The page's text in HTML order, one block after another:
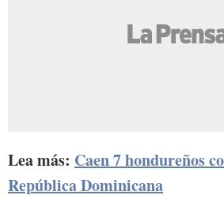
Lea más: Caen 7 hondureños
República Dominicana